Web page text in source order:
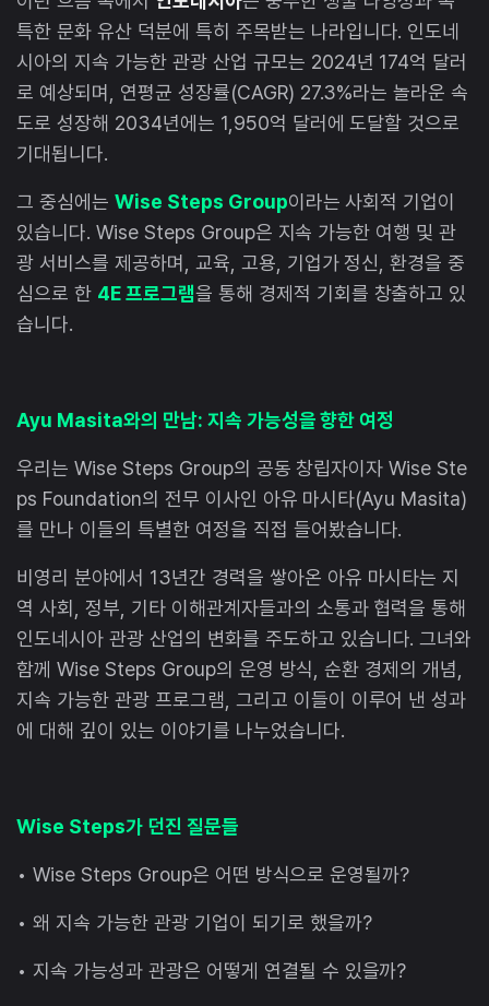
특한 문화 유산 덕분에 특히 주목받는 나라입니다. 인도네
시아의 지속 가능한 관광 산업 규모는 2024년 174억 달러
로 예상되며, 연평균 성장률(CAGR) 27.3%라는 놀라운 속
도로 성장해 2034년에는 1,950억 달러에 도달할 것으로
기대됩니다.
그 중심에는 Wise Steps Group이라는 사회적 기업이
있습니다. Wise Steps Group은 지속 가능한 여행 및 관
광 서비스를 제공하며, 교육, 고용, 기업가 정신, 환경을 중
심으로 한 4E 프로그램을 통해 경제적 기회를 창출하고 있
습니다.
Ayu Masita와의 만남: 지속 가능성을 향한 여정
우리는 Wise Steps Group의 공동 창립자이자 Wise Ste
ps Foundation의 전무 이사인 아유 마시타(Ayu Masita)
를 만나 이들의 특별한 여정을 직접 들어봤습니다.
비영리 분야에서 13년간 경력을 쌓아온 아유 마시타는 지
역 사회, 정부, 기타 이해관계자들과의 소통과 협력을 통해
인도네시아 관광 산업의 변화를 주도하고 있습니다. 그녀와
함께 Wise Steps Group의 운영 방식, 순환 경제의 개념,
지속 가능한 관광 프로그램, 그리고 이들이 이루어 낸 성과
에 대해 깊이 있는 이야기를 나누었습니다.
Wise Steps가 던진 질문들
• Wise Steps Group은 어떤 방식으로 운영될까?
• 왜 지속 가능한 관광 기업이 되기로 했을까?
• 지속 가능성과 관광은 어떻게 연결될 수 있을까?